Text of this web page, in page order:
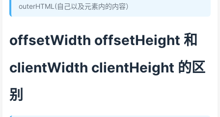
outerHTML(自己以及元素内的内容）
offsetWidth offsetHeight 和
clientWidth clientHeight 的区
别